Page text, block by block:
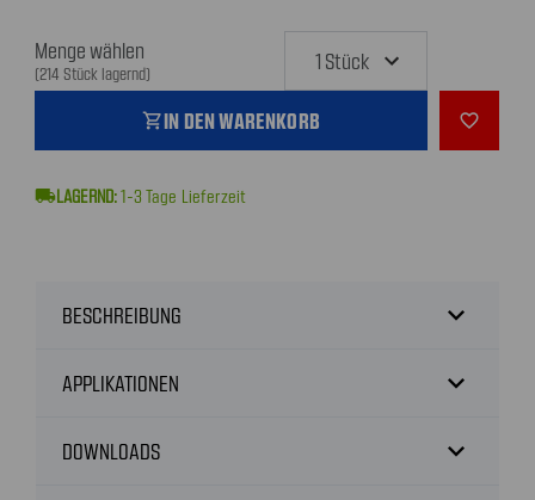
Menge wählen
(214 Stück lagernd)
shopping_cartIN DEN WARENKORB favorite_outline
local_shipping 1-3 Tage Lieferzeit
BESCHREIBUNG expand_more
APPLIKATIONEN expand_more
DOWNLOADS expand_more